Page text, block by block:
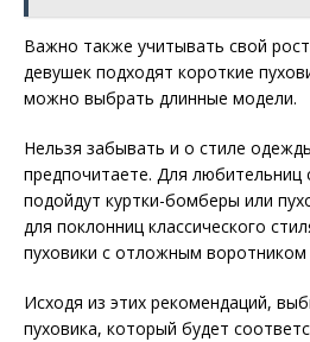
Важно также учитывать свой
девушек подходят короткие
можно выбрать длинные модели.
Нельзя забывать и о стиле
предпочитаете. Для любительниц
подойдут куртки-бомберы или
для поклонниц классического
пуховики с отложным
Исходя из этих рекомендаций,
пуховика, который будет